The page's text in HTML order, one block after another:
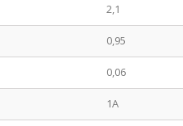
2,1
0,95
0,06
1A